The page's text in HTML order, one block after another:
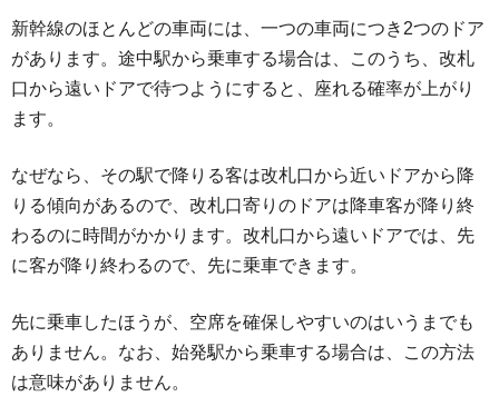
新幹線のほとんどの車両には、一つの車両につき2つのドア
があります。途中駅から乗車する場合は、このうち、改札
口から遠いドアで待つようにすると、座れる確率が上がり
ます。
なぜなら、その駅で降りる客は改札口から近いドアから降
りる傾向があるので、改札口寄りのドアは降車客が降り終
わるのに時間がかかります。改札口から遠いドアでは、先
に客が降り終わるので、先に乗車できます。
先に乗車したほうが、空席を確保しやすいのはいうまでも
ありません。なお、始発駅から乗車する場合は、この方法
は意味がありません。